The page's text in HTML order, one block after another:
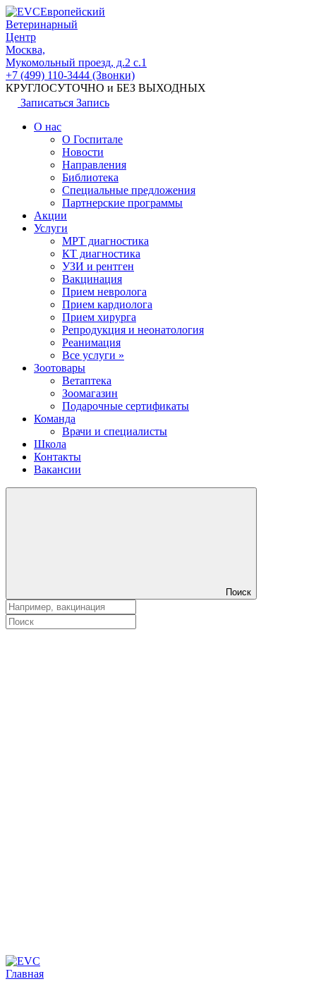
Европейский
Ветеринарный
Центр
Москва,
Мукомольный проезд, д.2 с.1
+7 (499) 110-3444 (Звонки)
КРУГЛОСУТОЧНО и БЕЗ ВЫХОДНЫХ
Записаться Запись
О нас
О Госпитале
Новости
Направления
Библиотека
Специальные предложения
Партнерские программы
Акции
Услуги
МРТ диагностика
КТ диагностика
УЗИ и рентген
Вакцинация
Прием невролога
Прием кардиолога
Прием хирурга
Репродукция и неонатология
Реанимация
Все услуги »
Зоотовары
Ветаптека
Зоомагазин
Подарочные сертификаты
Команда
Врачи и специалисты
Школа
Контакты
Вакансии
Поиск
Главная